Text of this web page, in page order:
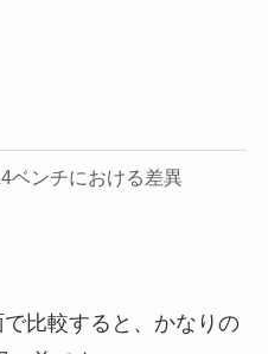
ベンチにおける差異
比較すると、かなりの